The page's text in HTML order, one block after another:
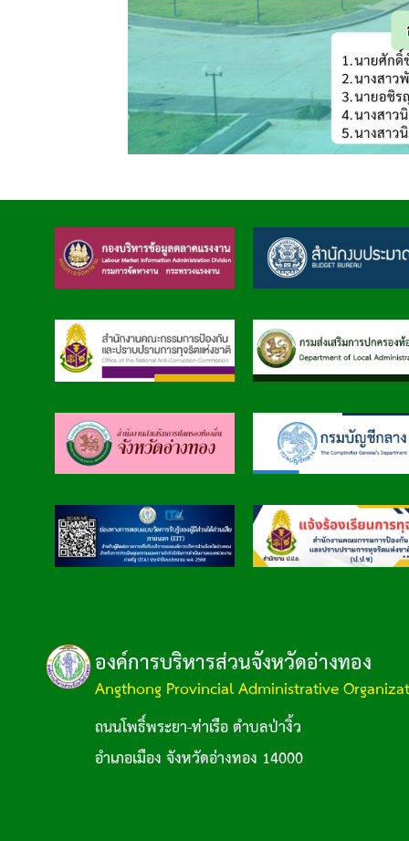
องค์การบริหารส่วนจังหวัดอ่างทอง
Angthong Provincial Administrative
ถนนโพธิ์พระยา-ท่าเรือ ตำบลป่างิ้ว
อำเภอเมือง จังหวัดอ่างทอง 14000